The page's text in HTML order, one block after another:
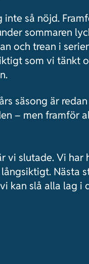
inte så nöjd.
sommaren
och trean i
som vi tänkt
säsong är
– men framför
vi slutade. Vi
Nästa
kan slå alla lag i